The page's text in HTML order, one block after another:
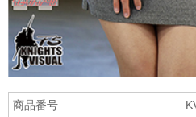
商品番号